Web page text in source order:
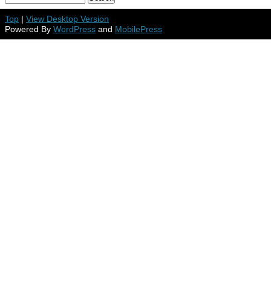
Top | View Desktop Version
Powered By WordPress and MobilePress